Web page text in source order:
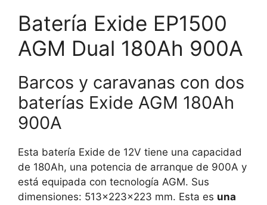
Batería Exide EP1500
AGM Dual 180Ah 900A
Barcos y caravanas con dos
baterías Exide AGM 180Ah
900A
Esta batería Exide de 12V tiene una capacidad
de 180Ah, una potencia de arranque de 900A y
está equipada con tecnología AGM. Sus
dimensiones: 513x223x223 mm. Esta es una